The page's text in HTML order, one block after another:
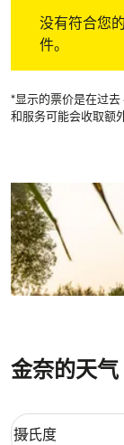
没有符合您
件。
*显示的票价是在过
和服务可能会收取额
金奈的天气
Weather unit
摄氏度
keyboard_arrow_down